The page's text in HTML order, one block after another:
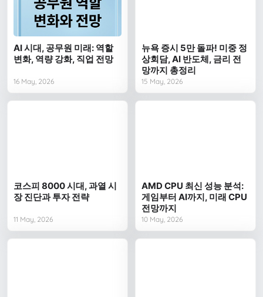
AI 시대, 공무원 미래: 역할
변화, 역량 강화, 직업 전망
16 May, 2026
뉴욕 증시 5만 돌파! 미중 정
상회담, AI 반도체, 금리 전
망까지 총정리
15 May, 2026
코스피 8000 시대, 과열 시
장 진단과 투자 전략
11 May, 2026
AMD CPU 최신 성능 분석:
게임부터 AI까지, 미래 CPU
전망까지
10 May, 2026